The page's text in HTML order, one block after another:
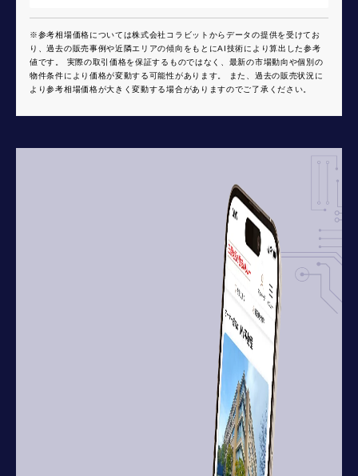
※参考相場価格については株式会社コラビットからデータの提供を受けてお
り、過去の販売事例や近隣エリアの傾向をもとにAI技術により算出した参考
値です。 実際の取引価格を保証するものではなく、最新の市場動向や個別の
物件条件により価格が変動する可能性があります。 また、過去の販売状況に
より参考相場価格が大きく変動する場合がありますのでご了承ください。